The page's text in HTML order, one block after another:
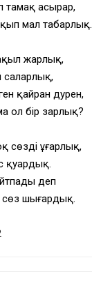
тамақ асырар,
мал табарлық.
жарлық,
саларлық,
қайран дәурен,
ол бір зарлық?
сөзді ұғарлық,
қуардық.
деп
сөз шығардық.